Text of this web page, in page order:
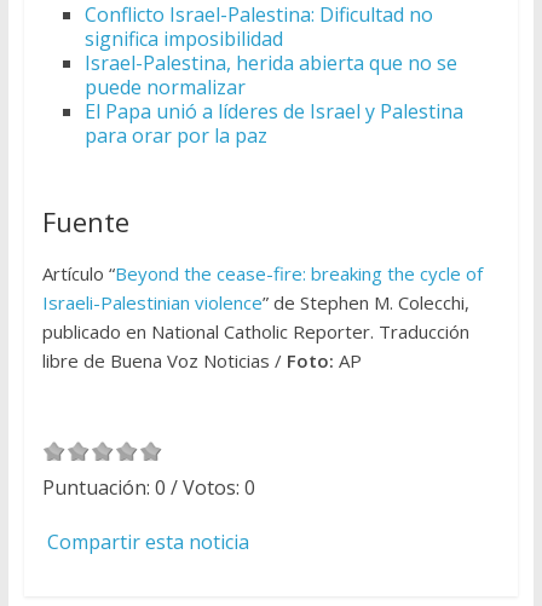
Conflicto Israel-Palestina: Dificultad no
significa imposibilidad
Israel-Palestina, herida abierta que no se
puede normalizar
El Papa unió a líderes de Israel y Palestina
para orar por la paz
Fuente
Artículo “Beyond the cease-fire: breaking the cycle of
Israeli-Palestinian violence” de Stephen M. Colecchi,
publicado en National Catholic Reporter. Traducción
libre de Buena Voz Noticias / Foto: AP
Puntuación: 0 / Votos: 0
Compartir esta noticia